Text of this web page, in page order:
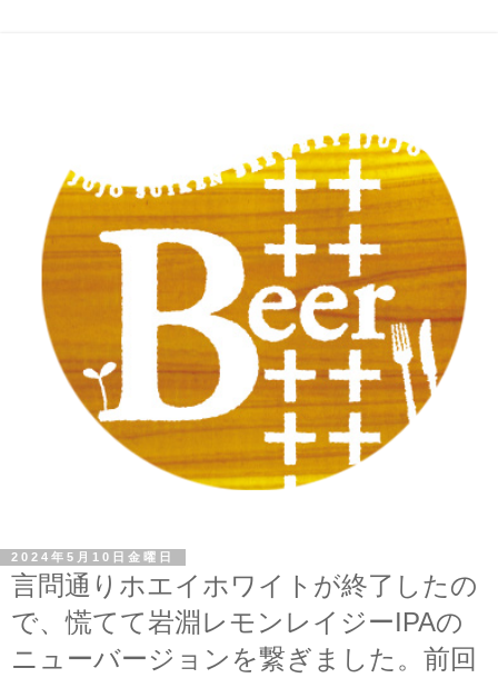
2024年5月10日金曜日
言問通りホエイホワイトが終了したの
で、慌てて岩淵レモンレイジーIPAの
ニューバージョンを繋ぎました。前回